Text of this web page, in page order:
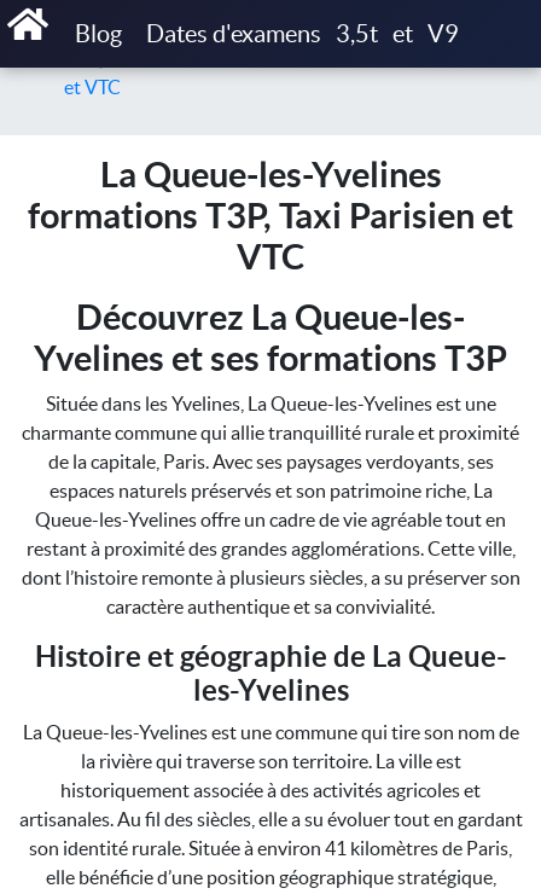
Blog Dates d'examens 3,5t et V9
Accueil
et VTC
La Queue-les-Yvelines
formations T3P, Taxi Parisien et
VTC
Découvrez La Queue-les-
Yvelines et ses formations T3P
Située dans les Yvelines, La Queue-les-Yvelines est une
charmante commune qui allie tranquillité rurale et proximité
de la capitale, Paris. Avec ses paysages verdoyants, ses
espaces naturels préservés et son patrimoine riche, La
Queue-les-Yvelines offre un cadre de vie agréable tout en
restant à proximité des grandes agglomérations. Cette ville,
dont l’histoire remonte à plusieurs siècles, a su préserver son
caractère authentique et sa convivialité.
Histoire et géographie de La Queue-
les-Yvelines
La Queue-les-Yvelines est une commune qui tire son nom de
la rivière qui traverse son territoire. La ville est
historiquement associée à des activités agricoles et
artisanales. Au fil des siècles, elle a su évoluer tout en gardant
son identité rurale. Située à environ 41 kilomètres de Paris,
elle bénéficie d’une position géographique stratégique,